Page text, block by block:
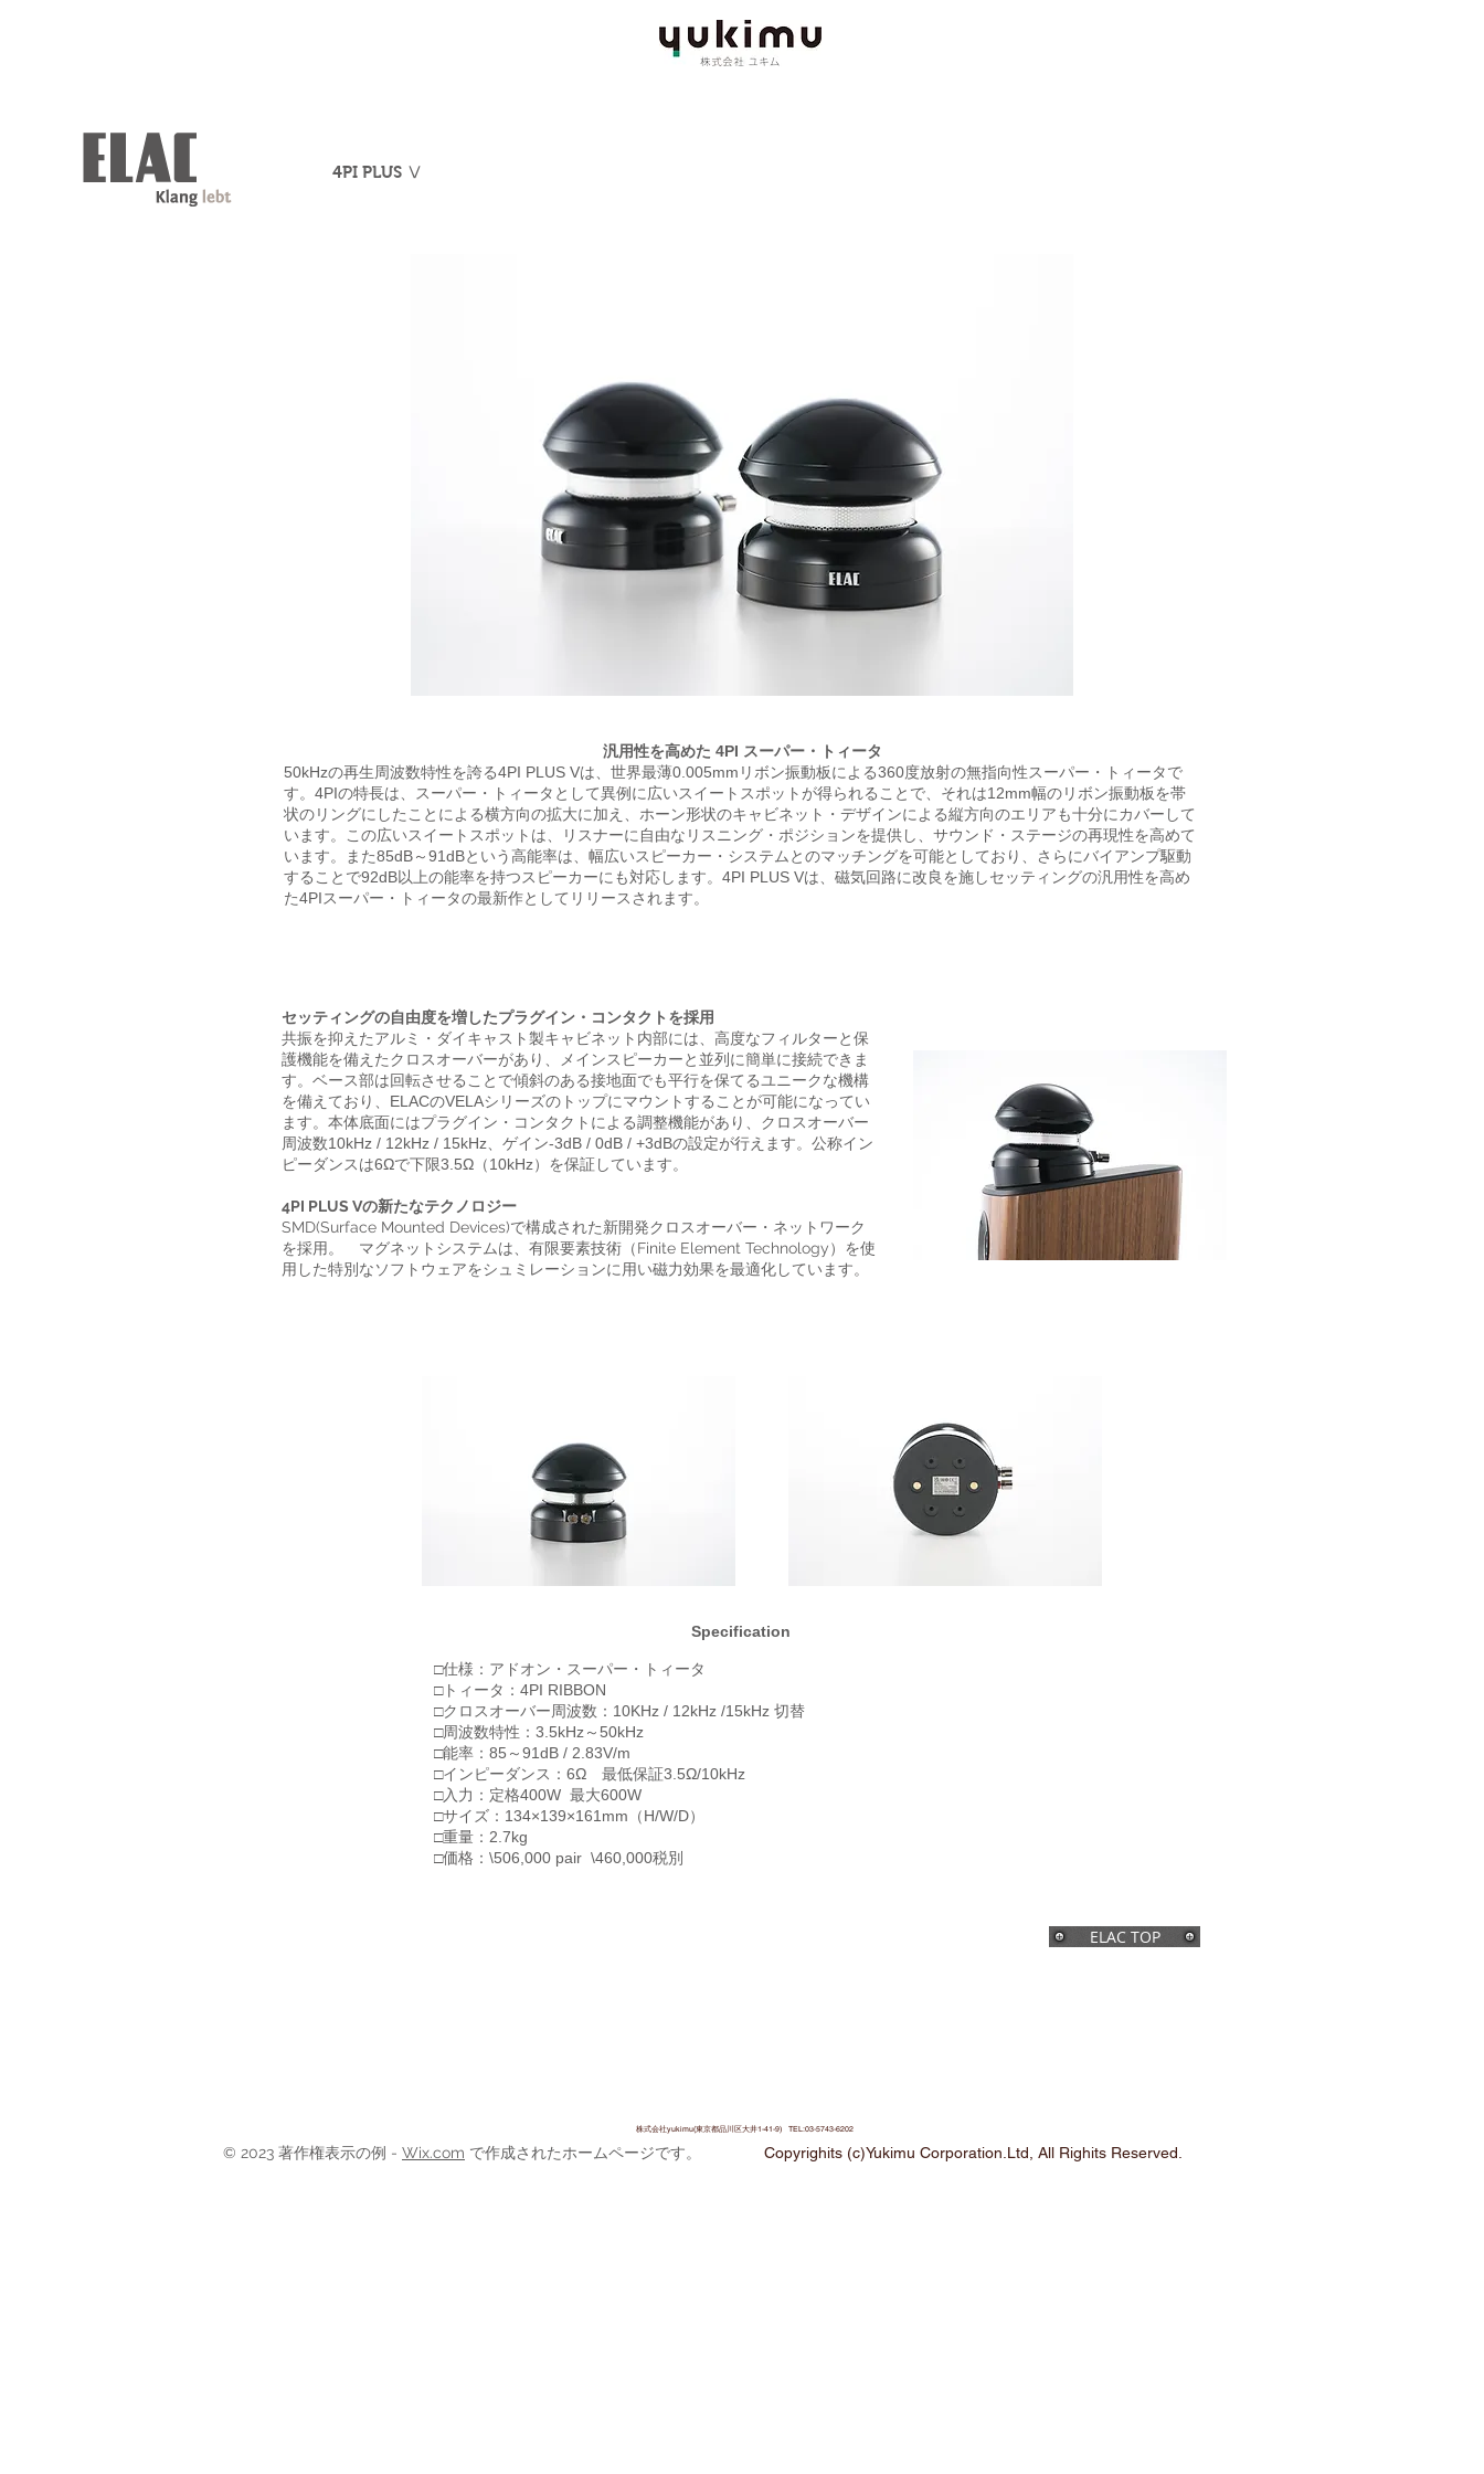
4PI PLUS Ⅴ
汎用性を高めた 4PI スーパー・トィータ
50kHzの再生周波数特性を誇る4PI PLUS Vは、世界最薄0.005mmリボン振動板による360度放射の無指向性スーパー・トィータで
す。4PIの特長は、スーパー・トィータとして異例に広いスイートスポットが得られることで、それは12mm幅のリボン振動板を帯
状のリングにしたことによる横方向の拡大に加え、ホーン形状のキャビネット・デザインによる縦方向のエリアも十分にカバーして
います。この広いスイートスポットは、リスナーに自由なリスニング・ポジションを提供し、サウンド・ステージの再現性を高めて
います。また85dB～91dBという高能率は、幅広いスピーカー・システムとのマッチングを可能としており、さらにバイアンプ駆動
することで92dB以上の能率を持つスピーカーにも対応します。4PI PLUS Vは、磁気回路に改良を施しセッティングの汎用性を高め
た4PIスーパー・トィータの最新作としてリリースされます。
セッティングの自由度を増したプラグイン・コンタクトを採用
共振を抑えたアルミ・ダイキャスト製キャビネット内部には、高度なフィルターと保
護機能を備えたクロスオーバーがあり、メインスピーカーと並列に簡単に接続できま
す。ベース部は回転させることで傾斜のある接地面でも平行を保てるユニークな機構
を備えており、ELACのVELAシリーズのトップにマウントすることが可能になってい
ます。本体底面にはプラグイン・コンタクトによる調整機能があり、クロスオーバー
周波数10kHz / 12kHz / 15kHz、ゲイン-3dB / 0dB / +3dBの設定が行えます。公称イン
ピーダンスは6Ωで下限3.5Ω（10kHz）を保証しています。
4PI PLUS Vの新たなテクノロジー
SMD(Surface Mounted Devices)で構成された新開発クロスオーバー・ネットワーク
を採用。 マグネットシステムは、有限要素技術（Finite Element Technology）を使
用した特別なソフトウェアをシュミレーションに用い磁力効果を最適化しています。
Specification
□仕様：アドオン・スーパー・トィータ
□トィータ：4PI RIBBON
□クロスオーバー周波数：10KHz / 12kHz /15kHz 切替
□周波数特性：3.5kHz～50kHz
□能率：85～91dB / 2.83V/m
□インピーダンス：6Ω 最低保証3.5Ω/10kHz
□入力：定格400W 最大600W
□サイズ：134×139×161mm（H/W/D）
□重量：2.7kg
​□価格：\506,000 pair \460,000税別
ELAC TOP
株式会社yukimu(東京都品川区大井1-41-9) TEL:03-5743-6202
© 2023 著作権表示の例 - Wix.com で作成されたホームページです。 Copyrighits (c)Yukimu Corporation.Ltd, All Righits Reserved.